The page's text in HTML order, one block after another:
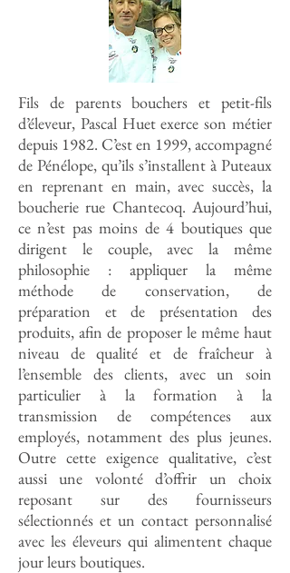
Fils de parents bouchers et petit-fils
d’éleveur, Pascal Huet exerce son métier
depuis 1982. C’est en 1999, accompagné
de Pénélope, qu’ils s’installent à Puteaux
en reprenant en main, avec succès, la
boucherie rue Chantecoq. Aujourd’hui,
ce n’est pas moins de 4 boutiques que
dirigent le couple, avec la même
philosophie : appliquer la même
méthode de conservation, de
préparation et de présentation des
produits, afin de proposer le même haut
niveau de qualité et de fraîcheur à
l’ensemble des clients, avec un soin
particulier à la formation à la
transmission de compétences aux
employés, notamment des plus jeunes.
Outre cette exigence qualitative, c’est
aussi une volonté d’offrir un choix
reposant sur des fournisseurs
sélectionnés et un contact personnalisé
avec les éleveurs qui alimentent chaque
jour leurs boutiques.